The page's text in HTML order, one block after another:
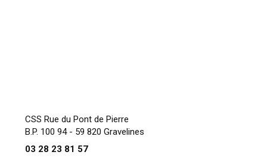
CSS Rue du Pont de Pierre
B.P. 100 94 - 59 820 Gravelines
03 28 23 81 57